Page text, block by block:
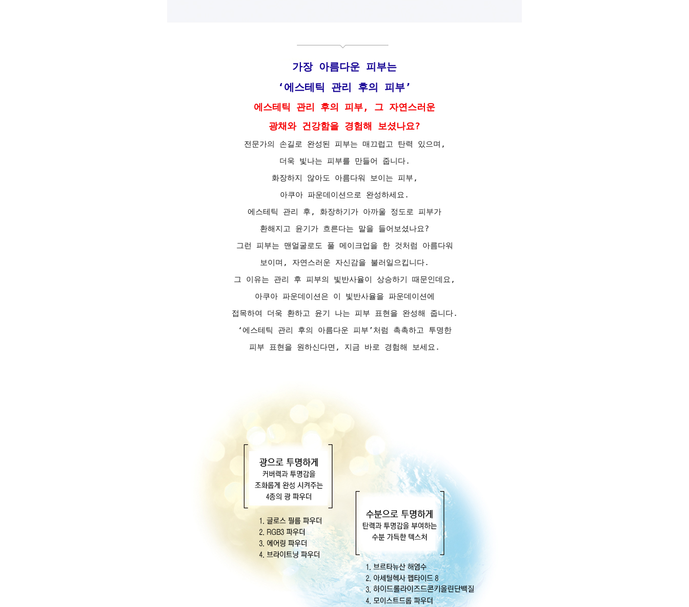
가장 아름다운 피부는
‘에스테틱 관리 후의 피부’
에스테틱 관리 후의 피부, 그 자연스러운
광채와 건강함을 경험해 보셨나요?
전문가의 손길로 완성된 피부는 매끄럽고 탄력 있으며,
더욱 빛나는 피부를 만들어 줍니다.
화장하지 않아도 아름다워 보이는 피부,
아쿠아 파운데이션으로 완성하세요.
에스테틱 관리 후, 화장하기가 아까울 정도로 피부가
환해지고 윤기가 흐른다는 말을 들어보셨나요?
그런 피부는 맨얼굴로도 풀 메이크업을 한 것처럼 아름다워
보이며, 자연스러운 자신감을 불러일으킵니다.
그 이유는 관리 후 피부의 빛반사율이 상승하기 때문인데요,
아쿠아 파운데이션은 이 빛반사율을 파운데이션에
접목하여 더욱 환하고 윤기 나는 피부 표현을 완성해 줍니다.
‘에스테틱 관리 후의 아름다운 피부’처럼 촉촉하고 투명한
피부 표현을 원하신다면, 지금 바로 경험해 보세요.